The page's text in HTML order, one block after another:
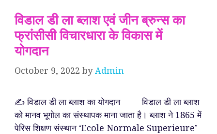
विडाल डी ला ब्लाश एवं जीन ब्रुन्स का
फ्रांसीसी विचारधारा के विकास में
योगदान
October 9, 2022 byAdmin
✍️ विडाल डी ला ब्लाश का योगदान विडाल डी ला ब्लाश
को मानव भूगोल का संस्थापक माना जाता है। ब्लाश ने 1865 में
पेरिस शिक्षण संस्थान ‘Ecole Normale Superieure’